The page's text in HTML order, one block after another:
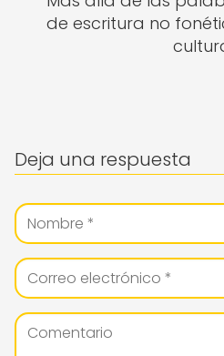
de escritura no
Deja una respuesta